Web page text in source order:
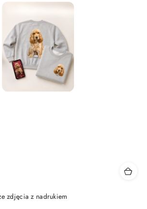
zdjęcia z nadrukiem